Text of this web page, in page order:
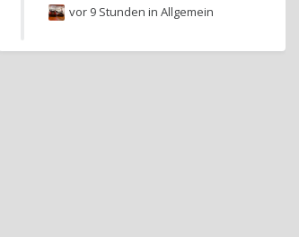
vor 9 Stunden inAllgemein